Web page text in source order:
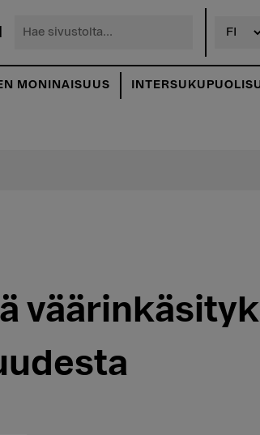
Hae
MONINAISUUS